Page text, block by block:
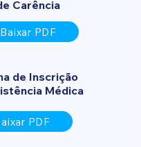
Carência
Baixar PDF
de Inscrição
Médica
PDF